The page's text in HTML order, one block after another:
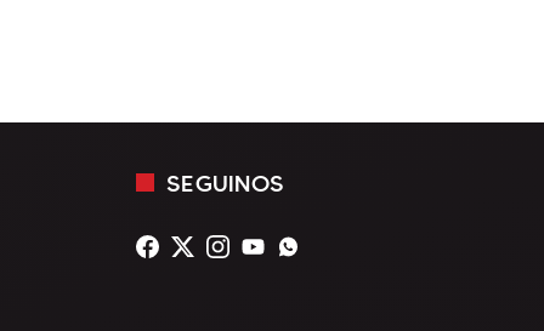
SEGUINOS